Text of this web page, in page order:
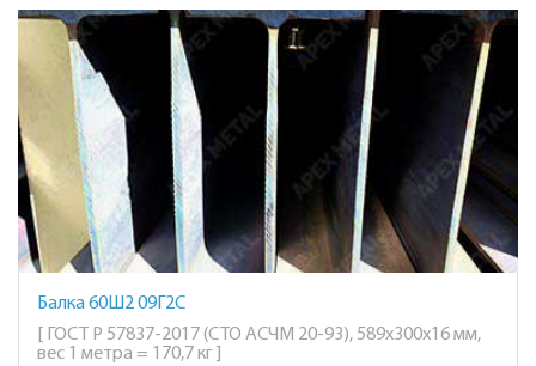
Балка 60Ш2 09Г2С
[ ГОСТ Р 57837-2017 (СТО АСЧМ 20-93), 589х300х16 мм,
вес 1 метра = 170,7 кг ]